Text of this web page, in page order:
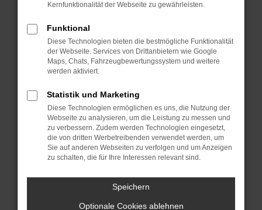
Prüfe deine Browsererweiterungen.
Manche Erweiterungen, wie Werbeblocker,
können das Laden bestimmter Seiten
verhindern. Funktioniert die Seite in einem
anderen Browser oder in einem privaten
Fenster?
Starte dein Gerät neu.
Das kann manchmal helfen, vorübergehende
Probleme zu beheben.
Stelle sicher, dass dein Browser und dein
Betriebssystem auf dem neuesten Stand
sind.
Sicherheitsrisiko, sondern kann auch dazu
Kernfunktionalität der Webseite zu gewährleisten.
Funktional
Diese Technologien bieten die bestmögliche Funktionalität
der Webseite. Services von Drittanbietern wie Google
Maps, Chats, Fahrzeugbewertungssystem und weitere
werden aktiviert.
Statistik und Marketing
Diese Technologien ermöglichen es uns, die Nutzung der
Webseite zu analysieren, um die Leistung zu messen und
zu verbessern. Zudem werden Technologien eingesetzt,
die von dritten Werbetreibenden verwendet werden, um
Sie auf anderen Webseiten zu verfolgen und um Anzeigen
zu schalten, die für Ihre Interessen relevant sind.
Speichern
Optionale Cookies ablehnen